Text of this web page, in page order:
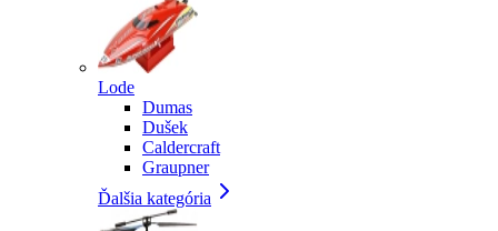
Lode
Dumas
Dušek
Caldercraft
Graupner
Ďalšia kategória